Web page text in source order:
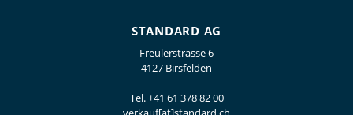
STANDARD AG
Freulerstrasse 6
4127 Birsfelden
Tel.+41 61 378 82 00